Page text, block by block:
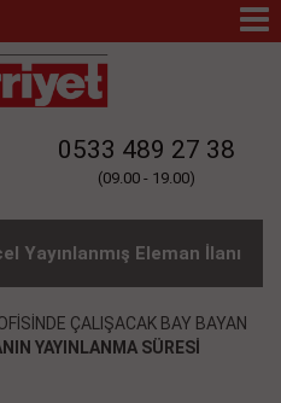
0533 489 27 38
(09.00 - 19.00)
Yayınlanmış Eleman İlanı
ÇALIŞACAK BAY BAYAN
YAYINLANMA SÜRESİ